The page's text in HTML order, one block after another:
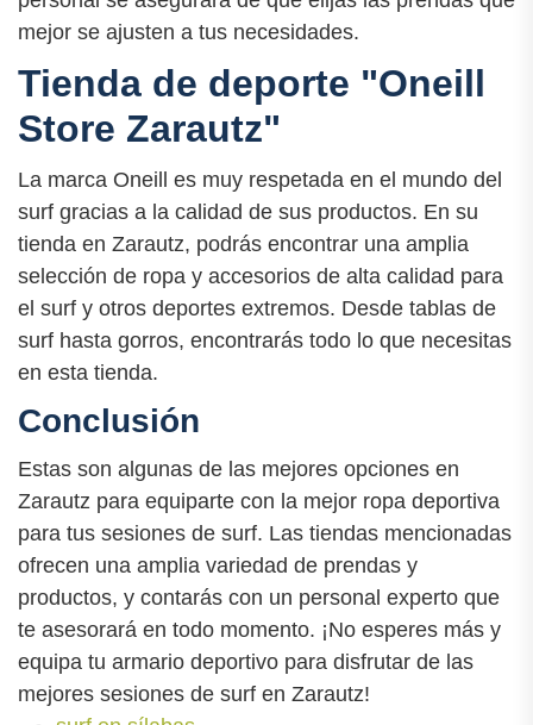
mejor se ajusten a tus necesidades.
Tienda de deporte "Oneill
Store Zarautz"
La marca Oneill es muy respetada en el mundo del
surf gracias a la calidad de sus productos. En su
tienda en Zarautz, podrás encontrar una amplia
selección de ropa y accesorios de alta calidad para
el surf y otros deportes extremos. Desde tablas de
surf hasta gorros, encontrarás todo lo que necesitas
en esta tienda.
Conclusión
Estas son algunas de las mejores opciones en
Zarautz para equiparte con la mejor ropa deportiva
para tus sesiones de surf. Las tiendas mencionadas
ofrecen una amplia variedad de prendas y
productos, y contarás con un personal experto que
te asesorará en todo momento. ¡No esperes más y
equipa tu armario deportivo para disfrutar de las
mejores sesiones de surf en Zarautz!